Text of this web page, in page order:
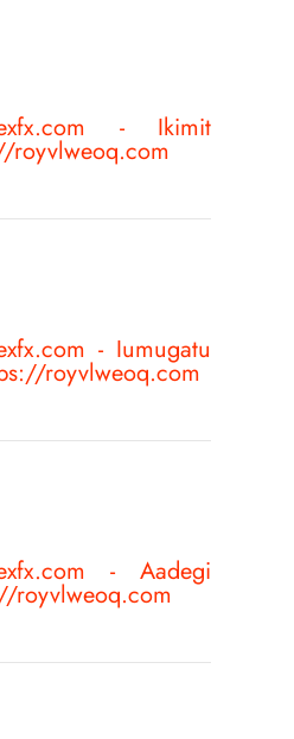
- Ikimit
royvlweoq.com
- Iumugatu
royvlweoq.com
- Aadegi
royvlweoq.com